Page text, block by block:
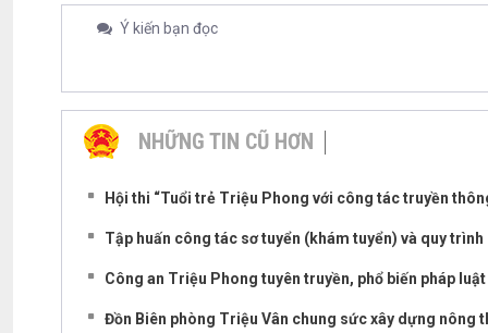
Ý kiến bạn đọc
NHỮNG TIN CŨ HƠN
Hội thi “Tuổi trẻ Triệu Phong với công tác truyền
Tập huấn công tác sơ tuyển (khám tuyển) và quy
Công an Triệu Phong tuyên truyền, phổ biến pháp
Đồn Biên phòng Triệu Vân chung sức xây dựng nông